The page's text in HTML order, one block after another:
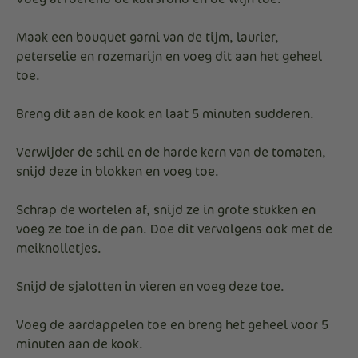
Maak een bouquet garni van de tijm, laurier,
peterselie en rozemarijn en voeg dit aan het geheel
toe.
Breng dit aan de kook en laat 5 minuten sudderen.
Verwijder de schil en de harde kern van de tomaten,
snijd deze in blokken en voeg toe.
Schrap de wortelen af, snijd ze in grote stukken en
voeg ze toe in de pan. Doe dit vervolgens ook met de
meiknolletjes.
Snijd de sjalotten in vieren en voeg deze toe.
Voeg de aardappelen toe en breng het geheel voor 5
minuten aan de kook.